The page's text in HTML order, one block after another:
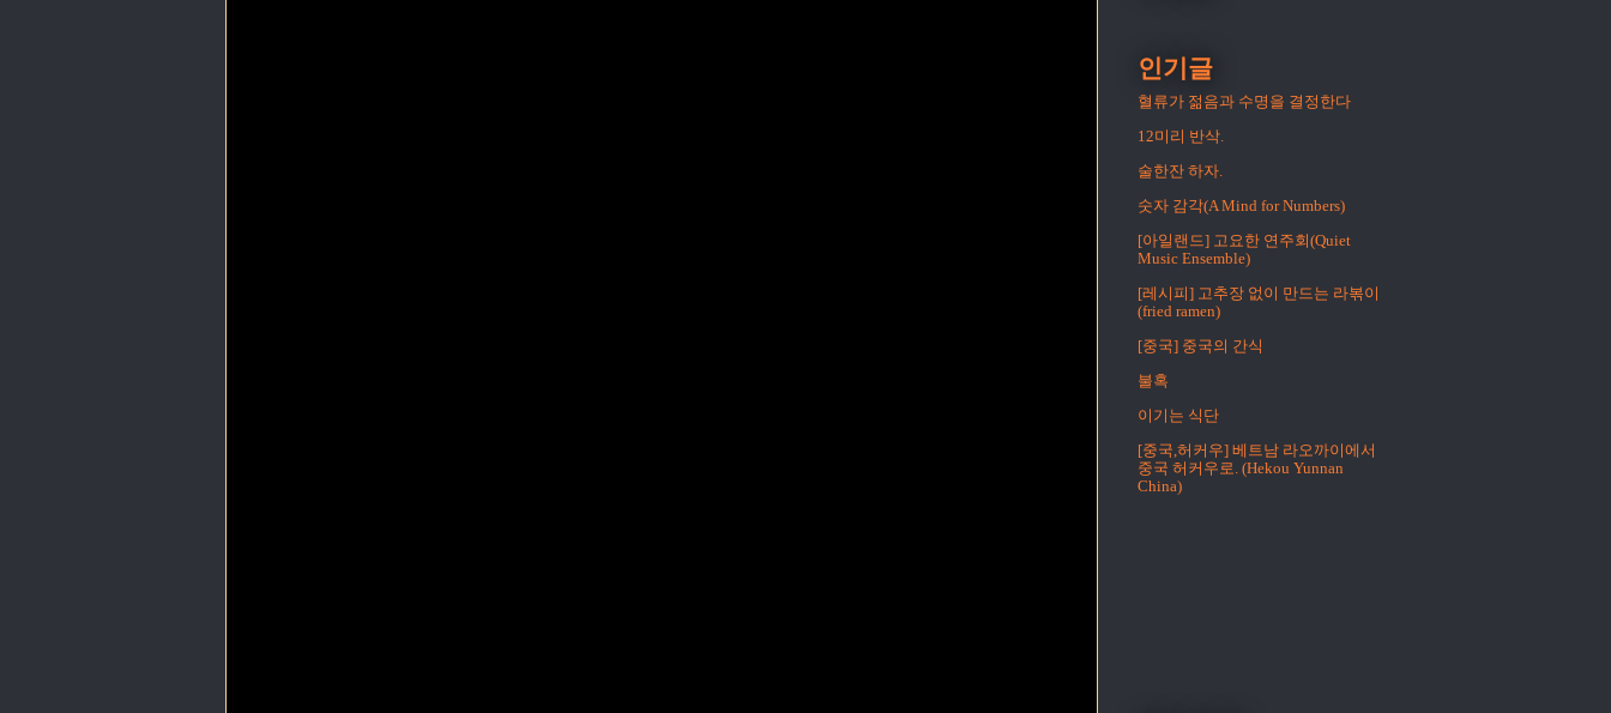
인기글
혈류가 젊음과 수명을 결정한다
12미리 반삭.
술한잔 하자.
숫자 감각(A Mind for Numbers)
[아일랜드] 고요한 연주회(Quiet
Music Ensemble)
[레시피] 고추장 없이 만드는 라볶이
(fried ramen)
[중국] 중국의 간식
불혹
이기는 식단
[중국,허커우] 베트남 라오까이에서
중국 허커우로. (Hekou Yunnan
China)